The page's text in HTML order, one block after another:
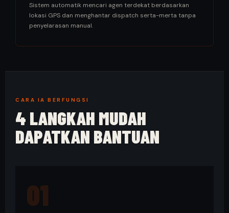
Sistem automatik mencari agen terdekat berdasarkan
lokasi GPS dan menghantar dispatch serta-merta tanpa
penyelarasan manual.
CARA IA BERFUNGSI
4 LANGKAH MUDAH
DAPATKAN BANTUAN
01